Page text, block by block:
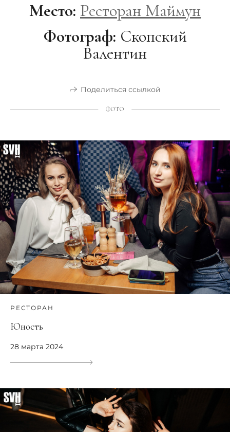
Место: Ресторан Маймун
Фотограф: Скопский
Валентин
Поделиться ссылкой
ФОТО
РЕСТОРАН
Юность
28 марта 2024